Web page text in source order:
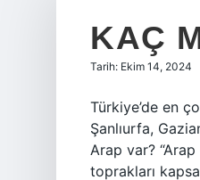
KAÇ
Tarih: Ekim 14, 2024
Türkiye’de en
Şanlıurfa,
Arap var?
toprakları